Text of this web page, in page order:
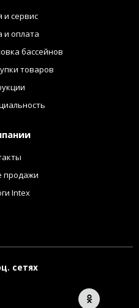
и сервис
и оплата
бассейнов
товаров
продажи
Intex
сетях